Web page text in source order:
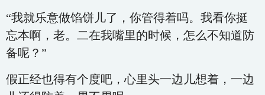
“我就乐意做馅饼儿了，你管得着吗。我看你挺
忘本啊，老。二在我嘴里的时候，怎么不知道防
备呢？”
假正经也得有个度吧，心里头一边儿想着，一边